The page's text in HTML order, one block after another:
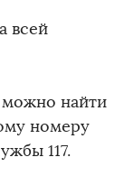
всей
найти
номеру
117.